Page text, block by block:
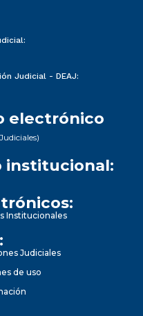
Judicial - DEAJ:
electrónico
institucional:
Institucionales
Judiciales
de uso